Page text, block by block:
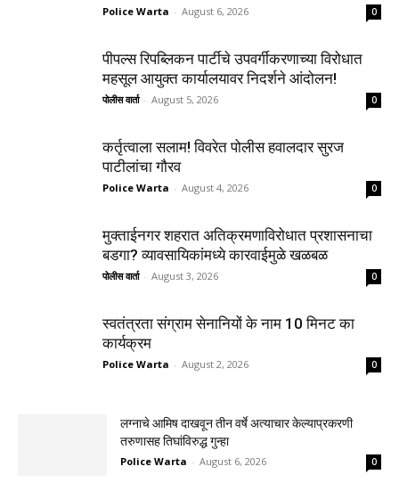
Police Warta - August 6, 2026 0
पीपल्स रिपब्लिकन पार्टीचे उपवर्गीकरणाच्या विरोधात
महसूल आयुक्त कार्यालयावर निदर्शने आंदोलन!
पोलीस वार्ता - August 5, 2026 0
कर्तृत्वाला सलाम! विवरेत पोलीस हवालदार सुरज
पाटीलांचा गौरव
Police Warta - August 4, 2026 0
मुक्ताईनगर शहरात अतिक्रमणाविरोधात प्रशासनाचा
बडगा? व्यावसायिकांमध्ये कारवाईमुळे खळबळ
पोलीस वार्ता - August 3, 2026 0
स्वतंत्रता संग्राम सेनानियों के नाम 10 मिनट का
कार्यक्रम
Police Warta - August 2, 2026 0
लग्नाचे आमिष दाखवून तीन वर्षे अत्याचार केल्याप्रकरणी
तरुणासह तिघांविरुद्ध गुन्हा
Police Warta - August 6, 2026 0